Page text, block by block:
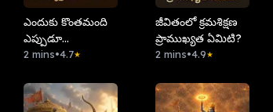
ఎందుకు కొంతమంది
ఎప్పుడూ
అసంతృప్తిగా
2 mins•4.7★
⁠జీవితంలో క్రమశిక్షణ
ప్రాముఖ్యత ఏమిటి?
2 mins•4.9★